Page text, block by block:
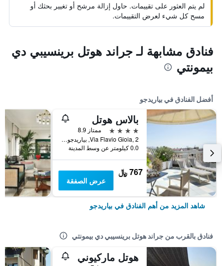
لم يتم العثور على تقييمات. حاول إزالة مرشح أو تغيير بحثك أو
مسح كل شيء لعرض التقييمات.
فنادق مشابهة لـ جراند هوتل برينسيبي دي
بيمونتي
أفضل الفنادق في بياريدجو
بالاس هوتل
4 نجوم
ممتاز 8.9
Via Flavio Gioia, 2, بياريدجو, توسكانا, إيطاليا
0.0 كيلومتر عن وسط المدينة
767 ﷼
عرض الصفقة
شاهد المزيد من أهم الفنادق في بياريدجو
فنادق بالقرب من جراند هوتل برينسيبي دي بيمونتي
هوتل ماركيوني